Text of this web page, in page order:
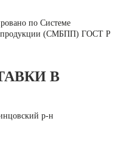
по Системе
продукции (СМБПП) ГОСТ Р
В
р-н